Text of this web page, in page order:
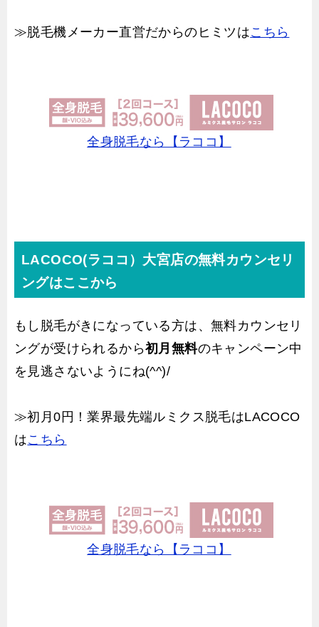
≫脱毛機メーカー直営だからのヒミツはこちら
全身脱毛なら【ラココ】
LACOCO(ラココ）大宮店の無料カウンセリ
ングはここから
もし脱毛がきになっている方は、無料カウンセリ
ングが受けられるから初月無料のキャンペーン中
を見逃さないようにね(^^)/
≫初月0円！業界最先端ルミクス脱毛はLACOCO
はこちら
全身脱毛なら【ラココ】